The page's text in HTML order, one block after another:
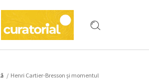
/ Henri Cartier-Bresson și momentul